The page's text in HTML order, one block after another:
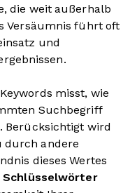
die weit außerhalb
Versäumnis führt oft
und
misst, wie
Suchbegriff
Berücksichtigt wird
durch andere
dieses Wertes
Schlüsselwörter